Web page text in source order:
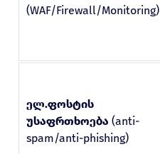
(WAF/Firewall/Monitoring)
ელ.ფოსტის
უსაფრთხოება (anti-
spam/anti-phishing)